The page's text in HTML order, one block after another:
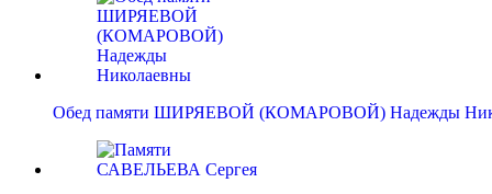
Обед памяти ШИРЯЕВОЙ (КОМАРОВОЙ) Надежды